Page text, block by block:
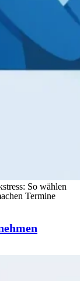
So wählen
Termine